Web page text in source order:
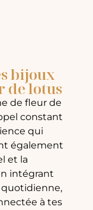
bijoux
de lotus
de fleur de
constant
qui
également
et la
intégrant
quotidienne,
à tes